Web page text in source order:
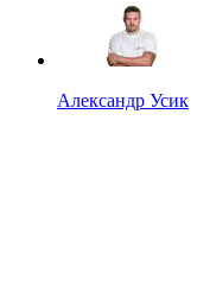
Александр Усик